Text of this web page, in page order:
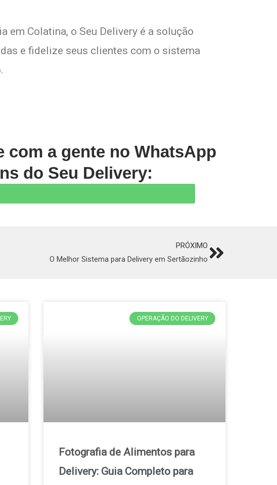
em Colatina, o Seu Delivery é a solução
e fidelize seus clientes com o sistema
com a gente no WhatsApp
do Seu Delivery:
PRÓXIMO
O Melhor Sistema para Delivery em Sertãozinho Next
OPERAÇÃO DO DELIVERY
Fotografia de Alimentos para
Delivery: Guia Completo para